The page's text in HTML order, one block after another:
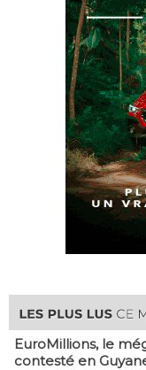
EuroMillions, ​le
contesté en